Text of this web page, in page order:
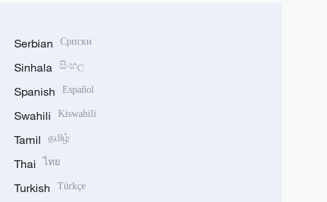
Serbian Српски
Sinhala සිංහල
Spanish Español
Swahili Kiswahili
Tamil தமிழ்
Thai ไทย
Turkish Türkçe